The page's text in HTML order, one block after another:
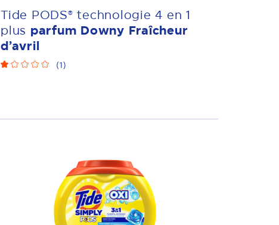
Tide PODS® technologie 4 en 1
plus parfum Downy Fraîcheur
d’avril
(1)